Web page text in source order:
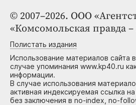
© 2007–2026. ООО
«Комсомольская правда –
Полистать издания
Использование материалов сайта
случае упоминания www.kp40.ru
информации.
В случае использования
активная индексируемая ссылка
без заключения в no-index, no-